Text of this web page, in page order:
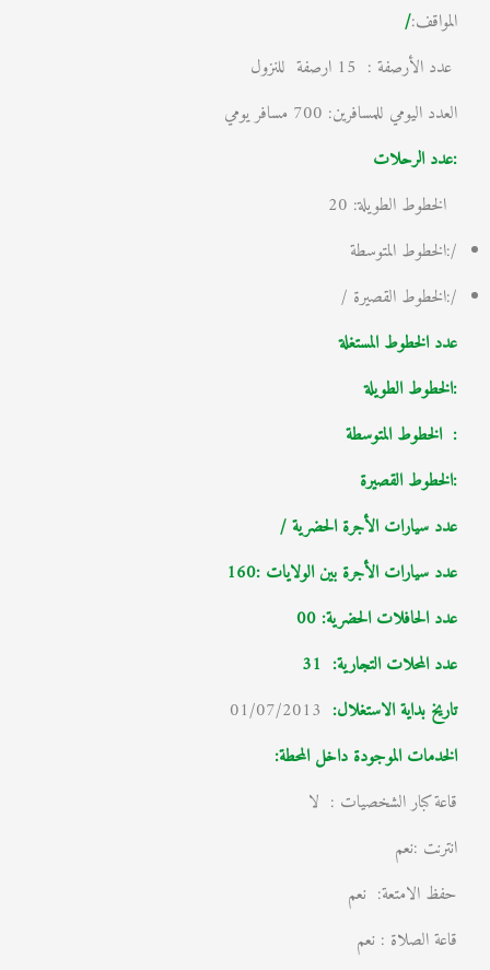
المواقف:/
عدد الأرصفة : 15 ارصفة للنزول
العدد اليومي للمسافرين: 700 مسافر يومي
:عدد الرحلات
الخطوط الطويلة: 20
/:الخطوط المتوسطة
/:الخطوط القصيرة /
عدد الخطوط المستغلة
:الخطوط الطويلة
: الخطوط المتوسطة
:الخطوط القصيرة
عدد سيارات الأجرة الحضرية /
عدد سيارات الأجرة بين الولايات :160
عدد الحافلات الحضرية: 00
عدد المحلات التجارية: 31
تاريخ بداية الاستغلال:
01/07/2013
الخدمات الموجودة داخل المحطة:
قاعة كبار الشخصيات : لا
انترنت :نعم
حفظ الامتعة: نعم
قاعة الصلاة : نعم